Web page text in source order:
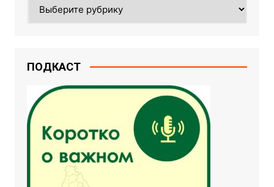
ПОДКАСТ